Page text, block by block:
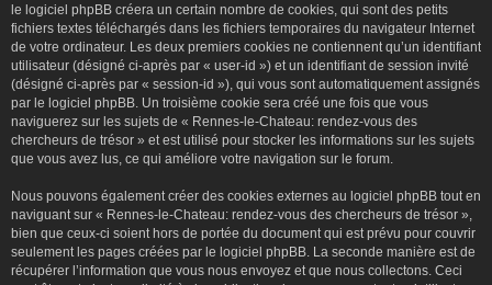
le logiciel phpBB créera un certain nombre de cookies, qui sont des petits
fichiers textes téléchargés dans les fichiers temporaires du navigateur Internet
de votre ordinateur. Les deux premiers cookies ne contiennent qu’un identifiant
utilisateur (désigné ci-après par « user-id ») et un identifiant de session invité
(désigné ci-après par « session-id »), qui vous sont automatiquement assignés
par le logiciel phpBB. Un troisième cookie sera créé une fois que vous
naviguerez sur les sujets de « Rennes-le-Chateau: rendez-vous des
chercheurs de trésor » et est utilisé pour stocker les informations sur les sujets
que vous avez lus, ce qui améliore votre navigation sur le forum.
Nous pouvons également créer des cookies externes au logiciel phpBB tout en
naviguant sur « Rennes-le-Chateau: rendez-vous des chercheurs de trésor »,
bien que ceux-ci soient hors de portée du document qui est prévu pour couvrir
seulement les pages créées par le logiciel phpBB. La seconde manière est de
récupérer l’information que vous nous envoyez et que nous collectons. Ceci